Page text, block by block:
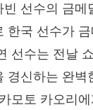
빈 선수의 금메
한국 선수가
선수는 전날
경신하는 완벽
모토 카오리